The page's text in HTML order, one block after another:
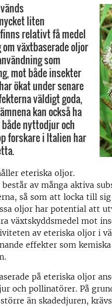
liten
relativt få medel
växtbaserade oljor
som
mot både insekter
ökat under senare
väldigt goda,
kan också ha
nyttodjur och
forskare i Italien har
eteriska oljor.
av många aktiva
så som att locka till
oljor har potential att
växtskyddsmedel mot
av eteriska oljor i
effekter som
på eteriska oljor
och pollinatörer. På
än skadedjuren,